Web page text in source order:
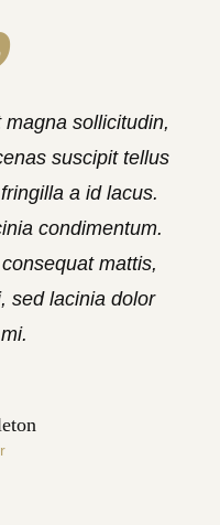
sollicitudin,
suscipit tellus
a id lacus.
condimentum.
mattis,
sed lacinia dolor